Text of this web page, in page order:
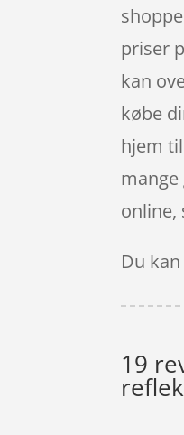
priser
kan
købe
hjem
online,
Du
19